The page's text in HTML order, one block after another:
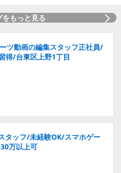
をもっと見る
ツ動画の編集スタッフ正社員/
得/台東区上野1丁目
タッフ/未経験OK/スマホゲー
万以上可